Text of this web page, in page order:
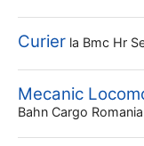
Curier la Bmc Hr
Mecanic
Bahn Cargo